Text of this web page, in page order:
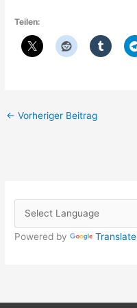
Teilen:
← Vorheriger Beitrag
Powered by Translate